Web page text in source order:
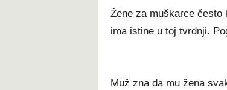
Žene za muškarce često
ima istine u toj tvrdnji.
Muž zna da mu žena